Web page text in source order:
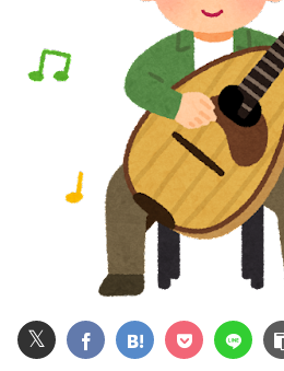
自慢する時に目の前の人を下げ
𝕏